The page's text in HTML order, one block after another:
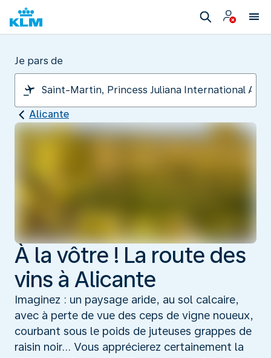
Je pars de
Alicante
À la vôtre ! La route des
vins à Alicante
Imaginez : un paysage aride, au sol calcaire,
avec à perte de vue des ceps de vigne noueux,
courbant sous le poids de juteuses grappes de
raisin noir... Vous apprécierez certainement la